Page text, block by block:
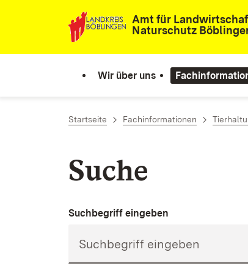
Zum Inhalt springen
Amt für
Naturschutz
Wir über uns
Startseite Fachinformationen
Suche
Suchbegriff eingeben